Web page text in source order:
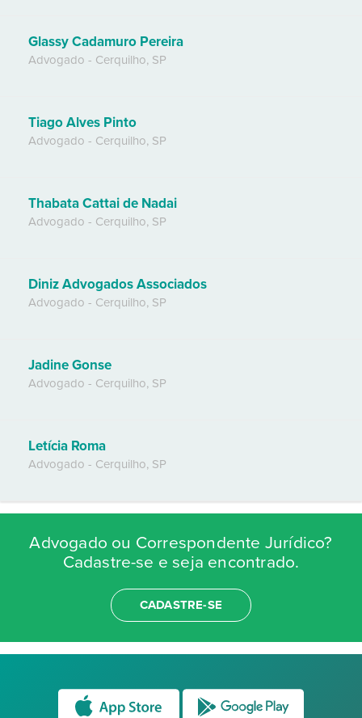
Glassy Cadamuro Pereira
Advogado - Cerquilho, SP
Tiago Alves Pinto
Advogado - Cerquilho, SP
Thabata Cattai de Nadai
Advogado - Cerquilho, SP
Diniz Advogados Associados
Advogado - Cerquilho, SP
Jadine Gonse
Advogado - Cerquilho, SP
Letícia Roma
Advogado - Cerquilho, SP
Advogado ou Correspondente Jurídico?
Cadastre-se e seja encontrado.
CADASTRE-SE